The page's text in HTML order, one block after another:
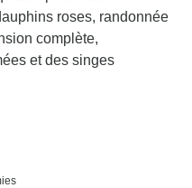
roses, randonnée
complète,
et des singes